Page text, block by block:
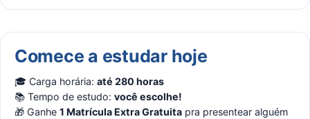
Comece a estudar hoje
🎓 Carga horária: até 280 horas
📚 Tempo de estudo: você escolhe!
🎁 Ganhe 1 Matrícula Extra Gratuita pra presentear alguém